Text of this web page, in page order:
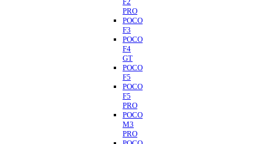
PRO
POCO
F3
POCO
F4
GT
POCO
F5
POCO
F5
PRO
POCO
M3
PRO